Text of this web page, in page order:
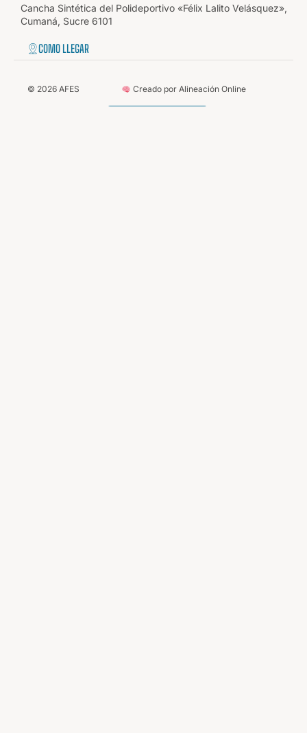
Cancha Sintética del Polideportivo «Félix Lalito Velásquez»,
Cumaná, Sucre 6101
COMO LLEGAR
© 2026AFES Creado por Alineación Online